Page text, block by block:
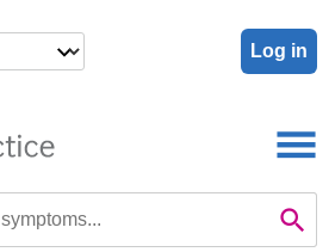
Log in
